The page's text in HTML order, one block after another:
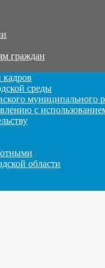
граждан
среды
муниципального
с
области